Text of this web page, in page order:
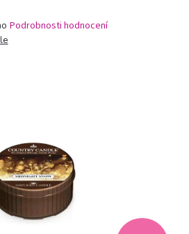
Podrobnosti hodnocení